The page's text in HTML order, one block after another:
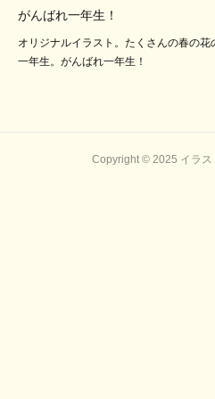
がんばれ一年生！
オリジナルイラスト。たくさんの春の
一年生。がんばれ一年生！
Copyright © 2025 イラス